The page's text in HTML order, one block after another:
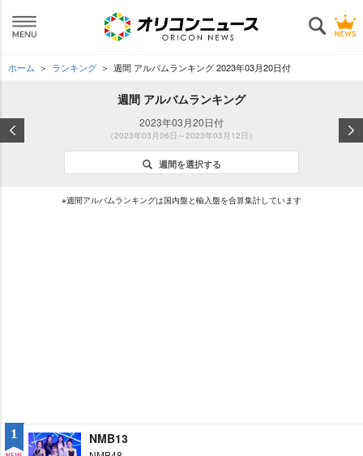
ホーム ランキング 週間 アルバムランキング 2023年03月20日付
週間 アルバムランキング
2023年03月20日付
（2023年03月06日～2023年03月12日）
週間を選択する
※週間アルバムランキングは国内盤と輸入盤を合算集計しています
1 NMB13